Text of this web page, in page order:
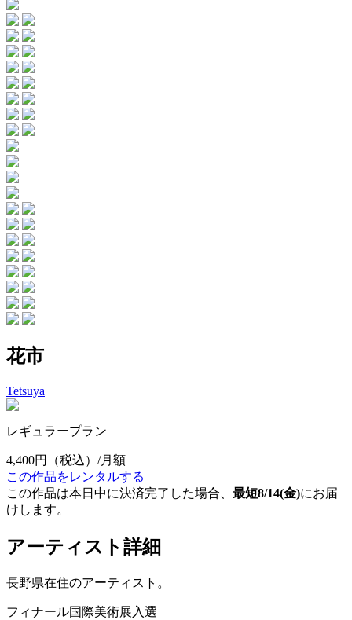
花市
Tetsuya
レギュラープラン
4,400円
（税込）/月額
この作品をレンタルする
この作品は本日中に決済完了した場合、 最短8/14(金)にお届
けします。
アーティスト詳細
長野県在住のアーティスト。
フィナール国際美術展入選